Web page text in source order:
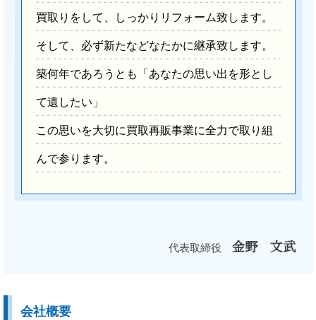
買取りをして、しっかりリフォーム致します。
そして、必ず新たなどなたかに継承致します。
築何年であろうとも「あなたの思い出を形とし
て遺したい」
この思いを大切に買取再販事業に全力で取り組
んで参ります。
代表取締役金野 文武
会社概要